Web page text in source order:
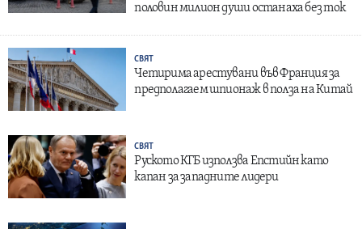
половин милион души останаха без ток
СВЯТ
Четирима арестувани във Франция за
предполагаем шпионаж в полза на Китай
СВЯТ
Руското КГБ използва Епстийн като
капан за западните лидери